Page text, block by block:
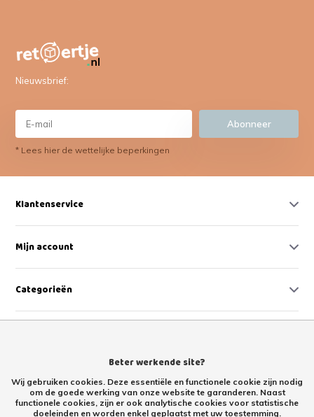
Nieuwsbrief:
Abonneer
* Lees hier de wettelijke beperkingen
Klantenservice
Mijn account
Categorieën
Beter werkende site?
Wij gebruiken cookies. Deze essentiële en functionele cookie zijn nodig
om de goede werking van onze website te garanderen. Naast
functionele cookies, zijn er ook analytische cookies voor statistische
doeleinden en worden enkel geplaatst met uw toestemming.